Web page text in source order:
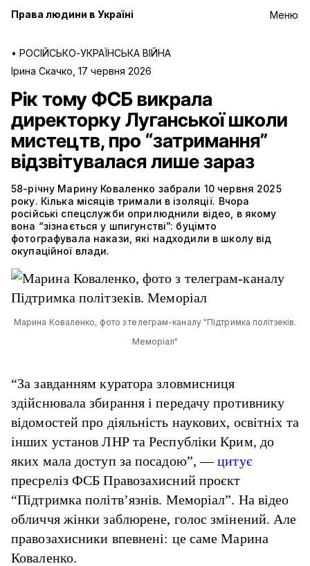
Меню
Права людини в Україні
• РОСІЙСЬКО-УКРАЇНСЬКА ВІЙНА
Ірина Скачко 17 червня 2026
Рік тому ФСБ викрала
директорку Луганської школи
мистецтв, про “затримання”
відзвітувалася лише зараз
58-річну Марину Коваленко забрали 10 червня 2025
року. Кілька місяців тримали в ізоляції. Вчора
російські спецслужби оприлюднили відео, в якому
вона “зізнається у шпигунстві”: буцімто
фотографувала накази, які надходили в школу від
окупаційної влади.
Марина Коваленко, фото з телеграм-каналу "Підтримка політзеків.
Меморіал"
“За завданням куратора зловмисниця
здійснювала збирання і передачу противнику
відомостей про діяльність наукових, освітніх та
інших установ ЛНР та Республіки Крим, до
яких мала доступ за посадою”, —цитує
пресреліз ФСБ Правозахисний проєкт
“Підтримка політв’язнів. Меморіал”. На відео
обличчя жінки заблюрене, голос змінений. Але
правозахисники впевнені: це саме Марина
Коваленко.